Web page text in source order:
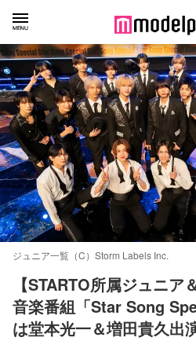
ジュニア一覧（C）Storm Labels Inc.
【STARTO所属ジュニ
音楽番組「Star Song
は堂本光一＆増田貴久出